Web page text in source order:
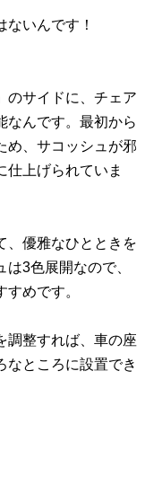
いんです！
のサイドに、チェア
なんです。最初から
め、サコッシュが邪
仕上げられていま
、優雅なひとときを
3色展開なので、
めです。
調整すれば、車の座
なところに設置でき